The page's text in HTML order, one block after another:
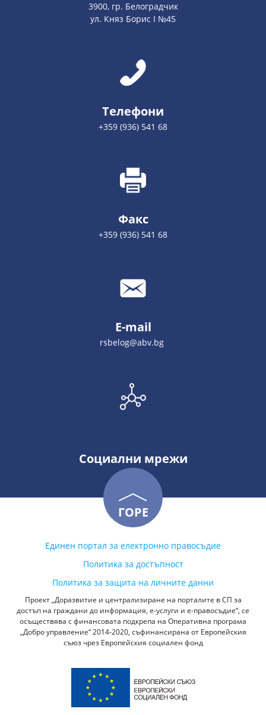
3900, гр. Белоградчик
ул. Княз Борис І №45
Телефони
+359 (936) 541 68
Факс
+359 (936) 541 68
E-mail
rsbelog@abv.bg
Социални мрежи
ГОРЕ
Единен портал за електронно правосъдие
Политика за достъпност
Политика за защита на личните данни
Проект „Доразвитие и централизиране на порталите в СП за
достъп на граждани до информация, е-услуги и е-правосъдие“, се
осъществява с финансовата подкрепа на Оперативна програма
„Добро управление“ 2014-2020, съфинансирана от Европейския
съюз чрез Европейския социален фонд